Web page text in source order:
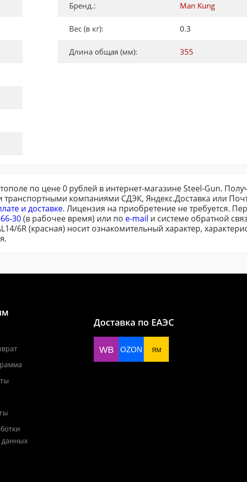
Бренд.: Man Kung
Вес (в кг): 0.3
Длина общая (мм): 355
по цене 0 рублей в интернет-магазине Steel-Gun.
транспортными компаниями СДЭК, Яндекс.Доставка или
и доставке. Лицензия на приобретение не требуется.
30(в рабочее время) или по e-mail и системе обратной
6R (красная) носит ознакомительный характер,
данных
Доставка по ЕАЭС
WB OZON ЯМ